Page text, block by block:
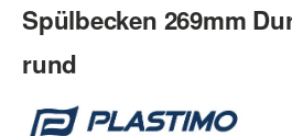
Spülbecken 269mm
rund